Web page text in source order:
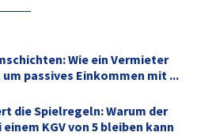
Wie ein Vermieter
passives Einkommen mit ...
die Spielregeln: Warum der
KGV von 5 bleiben kann